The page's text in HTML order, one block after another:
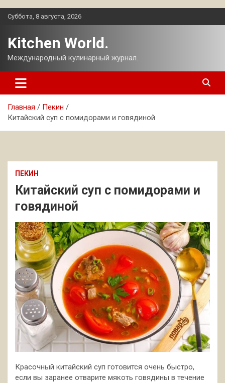
Перейти
Суббота, 8 августа, 2026
Kitchen World.
Международный кулинарный журнал.
Главная
Пекин
Китайский суп с помидорами и говядиной
ПЕКИН
Китайский суп с помидорами и
говядиной
Красочный китайский суп готовится очень быстро,
если вы заранее отварите мякоть говядины в течение